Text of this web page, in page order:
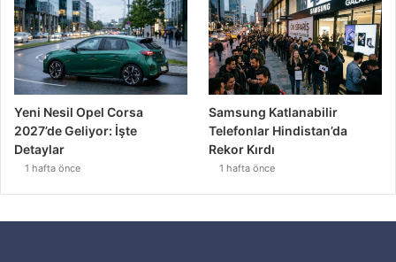
Yeni Nesil Opel Corsa
2027’de Geliyor: İşte
Detaylar
1 hafta önce
Samsung Katlanabilir
Telefonlar Hindistan’da
Rekor Kırdı
1 hafta önce